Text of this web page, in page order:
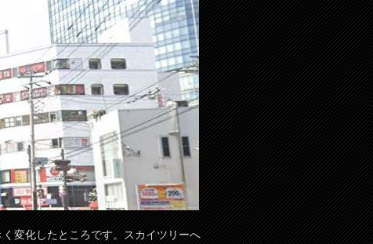
変化したところです。スカイツリーへ